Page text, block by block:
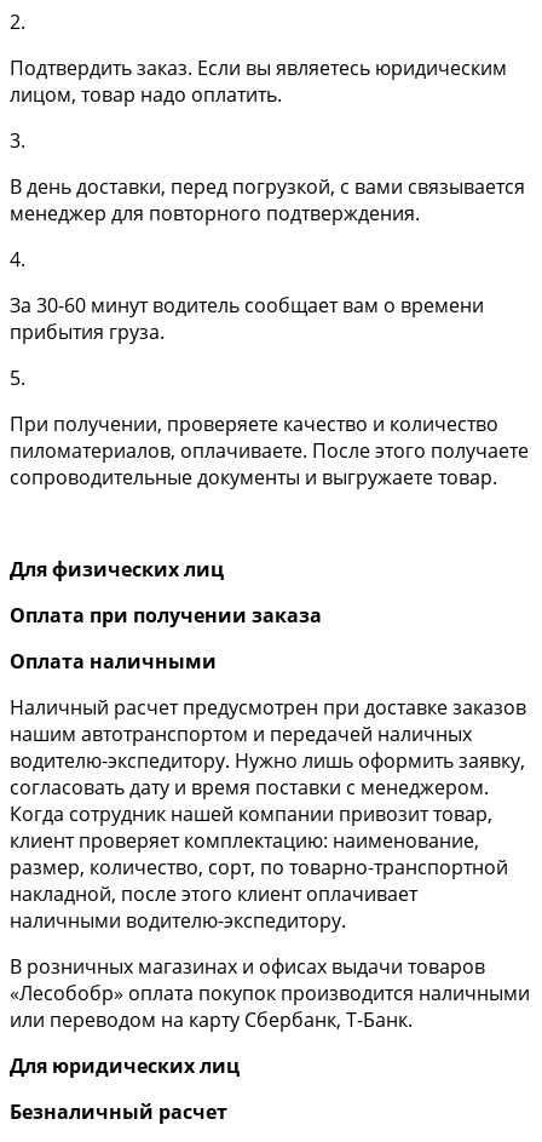
2.
Подтвердить заказ. Если вы являетесь юридическим
лицом, товар надо оплатить.
3.
В день доставки, перед погрузкой, с вами связывается
менеджер для повторного подтверждения.
4.
За 30-60 минут водитель сообщает вам о времени
прибытия груза.
5.
При получении, проверяете качество и количество
пиломатериалов, оплачиваете. После этого получаете
сопроводительные документы и выгружаете товар.
Для физических лиц
Оплата при получении заказа
Оплата наличными
Наличный расчет предусмотрен при доставке заказов
нашим автотранспортом и передачей наличных
водителю-экспедитору. Нужно лишь оформить заявку,
согласовать дату и время поставки с менеджером.
Когда сотрудник нашей компании привозит товар,
клиент проверяет комплектацию: наименование,
размер, количество, сорт, по товарно-транспортной
накладной, после этого клиент оплачивает
наличными водителю-экспедитору.
В розничных магазинах и офисах выдачи товаров
«Лесобобр» оплата покупок производится наличными
или переводом на карту Сбербанк, Т-Банк.
Для юридических лиц
Безналичный расчет